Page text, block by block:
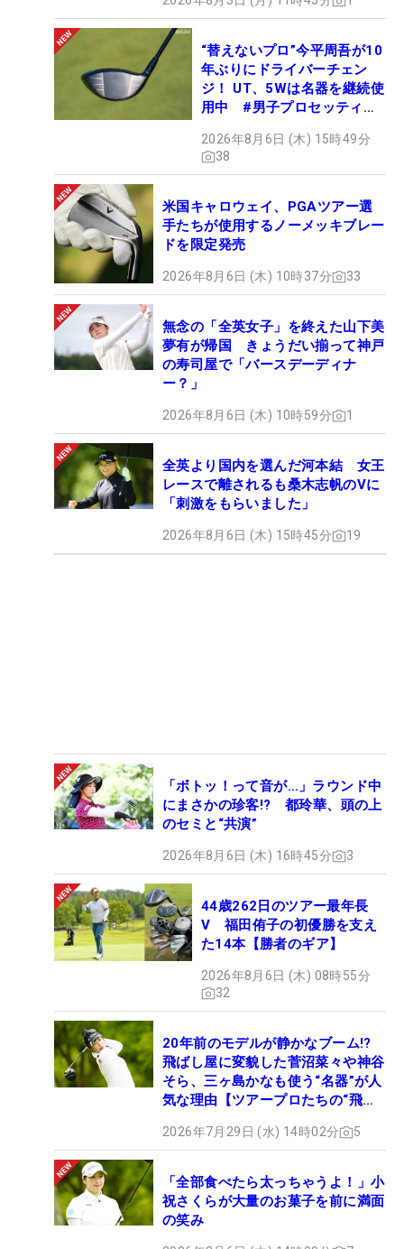
“替えないプロ”今平周吾が10
年ぶりにドライバーチェン
ジ！ UT、5Wは名器を継続使
用中 #男子プロセッティン
2026年8月6日 (木) 15時49分
38
米国キャロウェイ、PGAツアー選
手たちが使用するノーメッキブレー
ドを限定発売
2026年8月6日 (木) 10時37分 33
無念の「全英女子」を終えた山下美
夢有が帰国 きょうだい揃って神戸
の寿司屋で「バースデーディナ
ー？」
2026年8月6日 (木) 10時59分 1
全英より国内を選んだ河本結 女王
レースで離されるも桑木志帆のVに
「刺激をもらいました」
2026年8月6日 (木) 15時45分 19
「ボトッ！って音が…」ラウンド中
にまさかの珍客!? 都玲華、頭の上
のセミと“共演”
2026年8月6日 (木) 16時45分 3
44歳262日のツアー最年長
V 福田侑子の初優勝を支え
た14本【勝者のギア】
2026年8月6日 (木) 08時55分
32
20年前のモデルが静かなブーム!?
飛ばし屋に変貌した菅沼菜々や神谷
そら、三ヶ島かなも使う“名器”が人
気な理由【ツアープロたちの“飛ば
2026年7月29日 (水) 14時02分 5
「全部食べたら太っちゃうよ！」小
祝さくらが大量のお菓子を前に満面
の笑み